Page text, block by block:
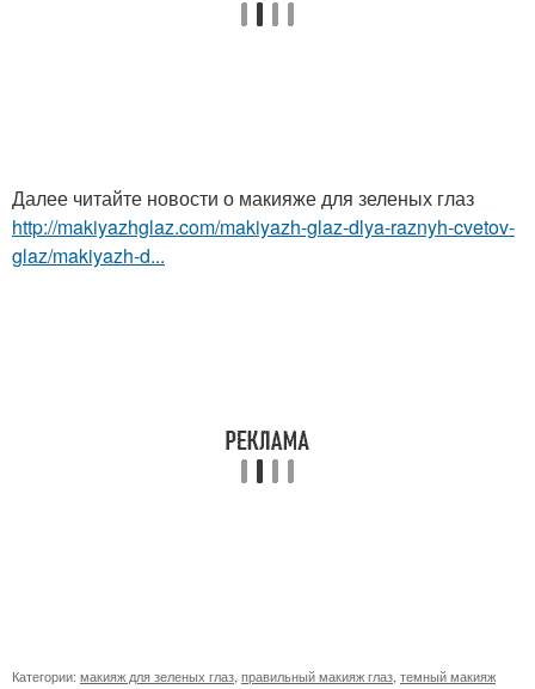
Далее читайте новости о макияже для зеленых глаз
http://makiyazhglaz.com/makiyazh-glaz-dlya-raznyh-cvetov-
glaz/makiyazh-d...
Категории: макияж для зеленых глаз правильный макияж глаз темный макияж